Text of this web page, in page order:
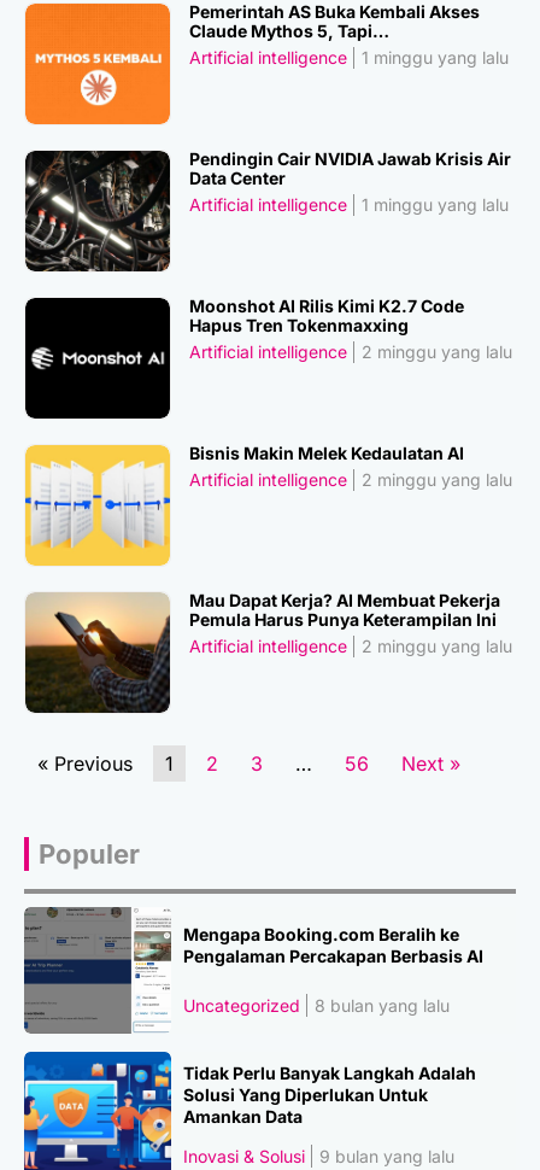
Pemerintah AS Buka Kembali Akses
Claude Mythos 5, Tapi…
Artificial intelligence
1 minggu yang lalu
Pendingin Cair NVIDIA Jawab Krisis Air
Data Center
Artificial intelligence
1 minggu yang lalu
Moonshot AI Rilis Kimi K2.7 Code
Hapus Tren Tokenmaxxing
Artificial intelligence
2 minggu yang lalu
Bisnis Makin Melek Kedaulatan AI
Artificial intelligence
2 minggu yang lalu
Mau Dapat Kerja? AI Membuat Pekerja
Pemula Harus Punya Keterampilan Ini
Artificial intelligence
2 minggu yang lalu
« Previous 1 2 3 … 56 Next »
Populer
Mengapa Booking.com Beralih ke
Pengalaman Percakapan Berbasis AI
Uncategorized 8 bulan yang lalu
Tidak Perlu Banyak Langkah Adalah
Solusi Yang Diperlukan Untuk
Amankan Data
Inovasi & Solusi
9 bulan yang lalu